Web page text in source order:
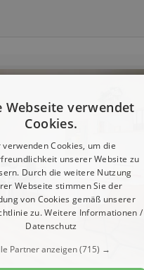
Webseite verwendet
Cookies.
verwenden Cookies, um die
unserer Website zu
Durch die weitere Nutzung
Webseite stimmen Sie der
von Cookies gemäß unserer
zu.Weitere Informationen /
Datenschutz
Partner anzeigen(715) →